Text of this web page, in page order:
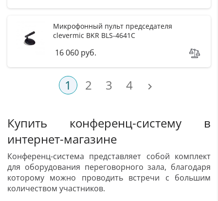
Микрофонный пульт председателя
clevermic BKR BLS-4641C
16 060 руб.
1 2 3 4 
Купить конференц-систему в
интернет-магазине
Конференц-система представляет собой комплект
для оборудования переговорного зала, благодаря
которому можно проводить встречи с большим
количеством участников.